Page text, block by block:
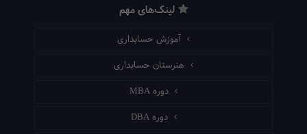
لینک‌های مهم
آموزش حسابداری
هنرستان حسابداری
دوره MBA
دوره DBA